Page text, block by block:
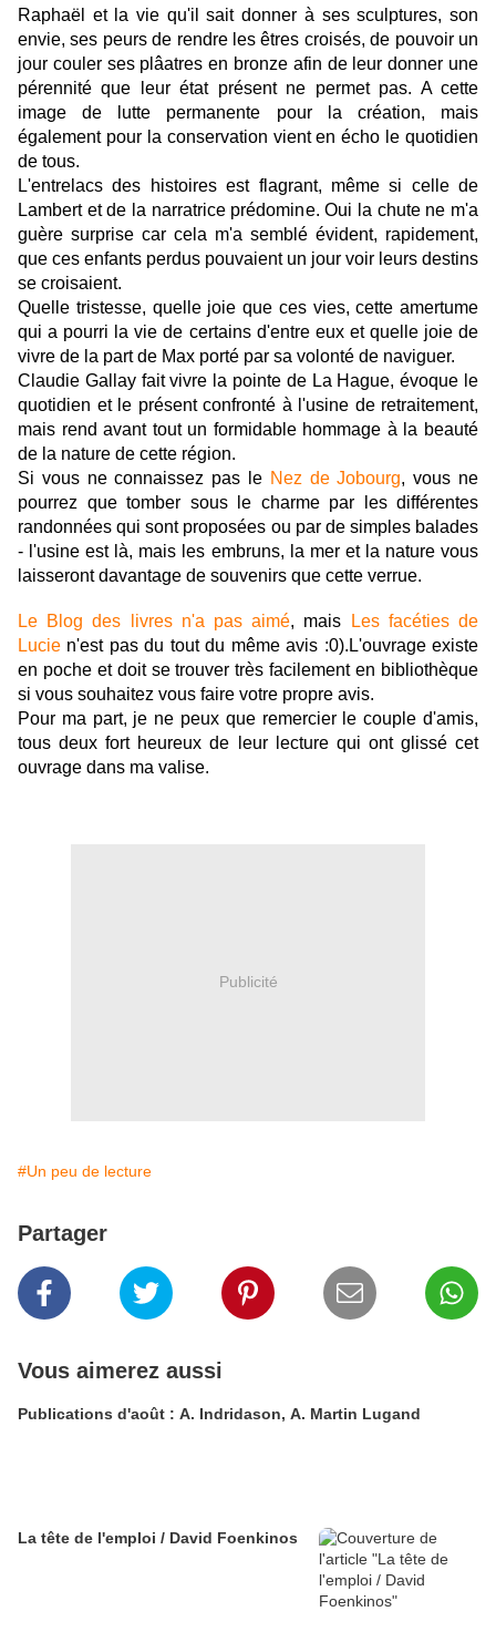
Raphaël et la vie qu'il sait donner à ses sculptures, son
envie, ses peurs de rendre les êtres croisés, de pouvoir un
jour couler ses plâatres en bronze afin de leur donner une
pérennité que leur état présent ne permet pas. A cette
image de lutte permanente pour la création, mais
également pour la conservation vient en écho le quotidien
de tous.
L'entrelacs des histoires est flagrant, même si celle de
Lambert et de la narratrice prédomine. Oui la chute ne m'a
guère surprise car cela m'a semblé évident, rapidement,
que ces enfants perdus pouvaient un jour voir leurs destins
se croisaient.
Quelle tristesse, quelle joie que ces vies, cette amertume
qui a pourri la vie de certains d'entre eux et quelle joie de
vivre de la part de Max porté par sa volonté de naviguer.
Claudie Gallay fait vivre la pointe de La Hague, évoque le
quotidien et le présent confronté à l'usine de retraitement,
mais rend avant tout un formidable hommage à la beauté
de la nature de cette région.
Si vous ne connaissez pas le Nez de Jobourg, vous ne
pourrez que tomber sous le charme par les différentes
randonnées qui sont proposées ou par de simples balades
- l'usine est là, mais les embruns, la mer et la nature vous
laisseront davantage de souvenirs que cette verrue.
Le Blog des livres n'a pas aimé, mais
Les facéties de
Lucie n'est pas du tout du même avis :0).L'ouvrage existe
en poche et doit se trouver très facilement en bibliothèque
si vous souhaitez vous faire votre propre avis.
Pour ma part, je ne peux que remercier le couple d'amis,
tous deux fort heureux de leur lecture qui ont glissé cet
ouvrage dans ma valise.
Publicité
#Un peu de lecture
Partager
Vous aimerez aussi
Publications d'août : A. Indridason, A. Martin Lugand
La tête de l'emploi / David Foenkinos